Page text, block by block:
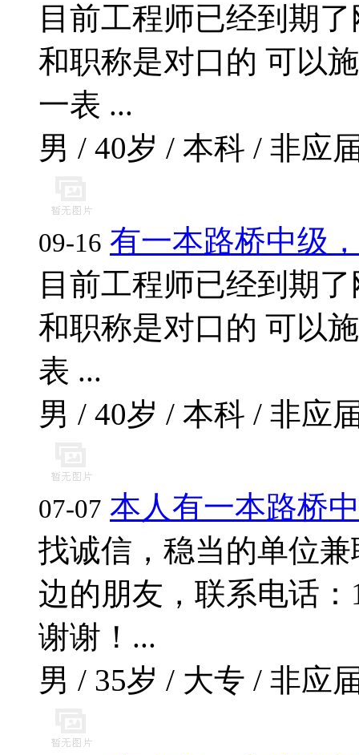
目前工程师已经到期
和职称是对口的 可以
一表 ...
男 / 40岁 / 本科 / 非应
09-16 有一本路桥中级
目前工程师已经到期
和职称是对口的 可以
表 ...
男 / 40岁 / 本科 / 非应
07-07 本人有一本路桥
找诚信，稳当的单位
边的朋友，联系电话：
谢谢！...
男 / 35岁 / 大专 / 非应